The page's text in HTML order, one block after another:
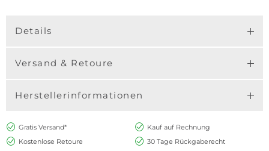
Details
Versand & Retoure
Herstellerinformationen
Gratis Versand*
Kauf auf Rechnung
Kostenlose Retoure
30 Tage Rückgaberecht